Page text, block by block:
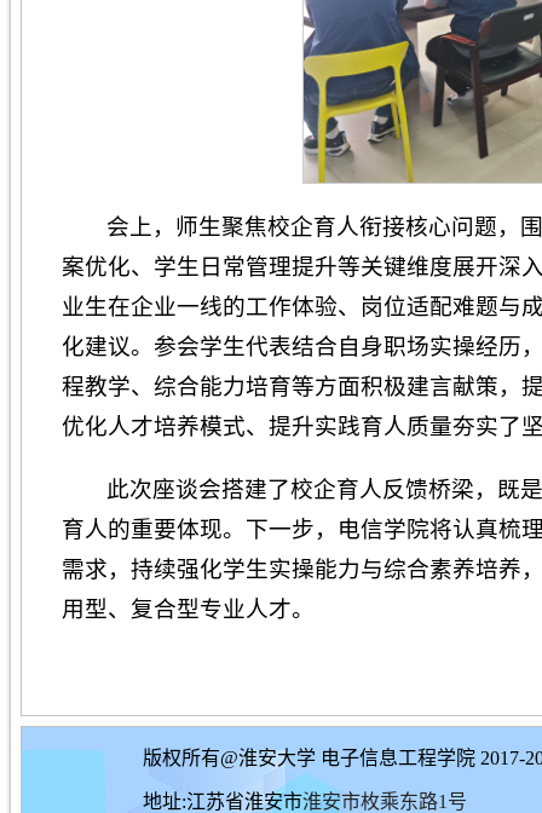
会上，师生聚焦校企育人衔接核心问题，
案优化、学生日常管理提升等关键维度展开深
业生在企业一线的工作体验、岗位适配难题与
化建议。参会学生代表结合自身职场实操经历
程教学、综合能力培育等方面积极建言献策，
优化人才培养模式、提升实践育人质量夯实了
此次座谈会搭建了校企育人反馈桥梁，既
育人的重要体现。下一步，电信学院将认真梳
需求，持续强化学生实操能力与综合素养培养
用型、复合型专业人才。
版权所有@淮安大学 电子信息工程学院 2017-
地址:江苏省淮安市淮安市枚乘东路1号